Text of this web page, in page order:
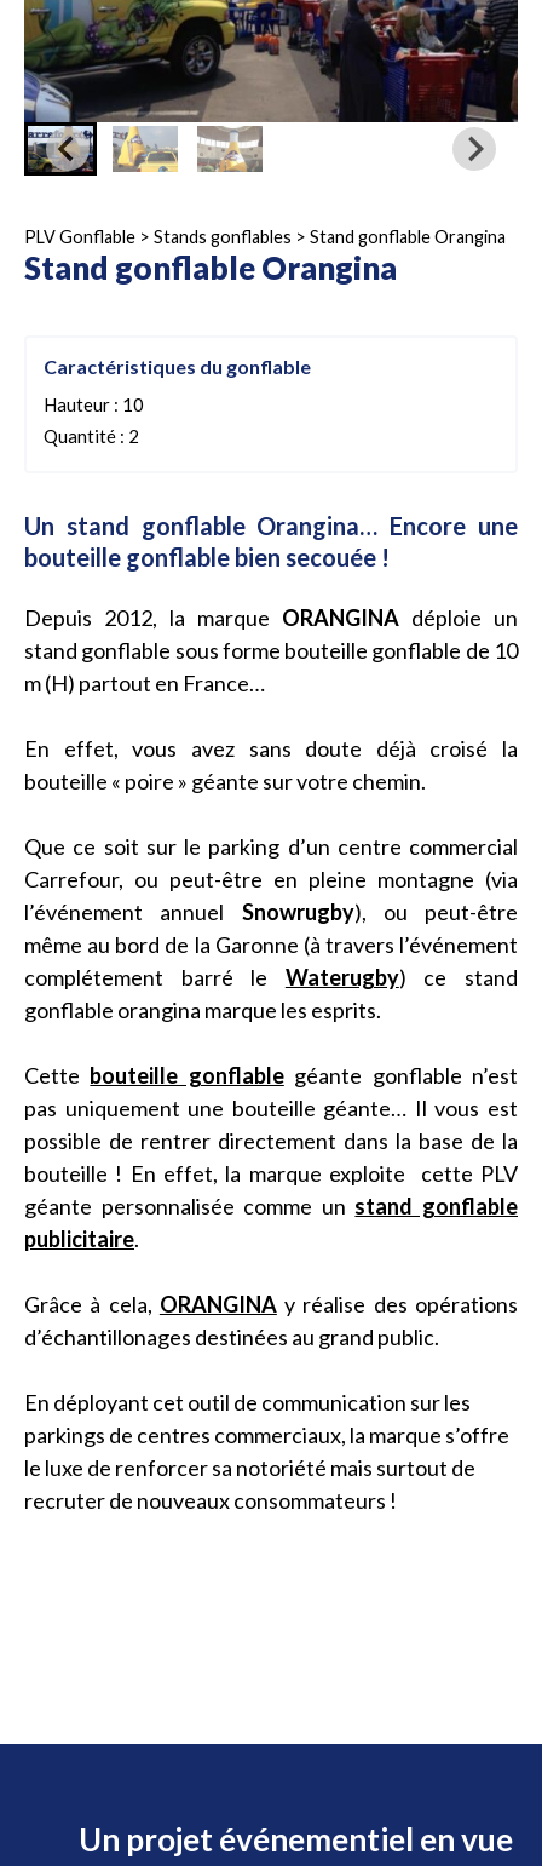
PLV Gonflable > Stands gonflables > Stand gonflable Orangina
Stand gonflable Orangina
Caractéristiques du gonflable
Hauteur : 10
Quantité : 2
Un stand gonflable Orangina… Encore une
bouteille gonflable bien secouée !
Depuis 2012, la marque ORANGINA déploie un
stand gonflable sous forme bouteille gonflable de 10
m (H) partout en France…
En effet, vous avez sans doute déjà croisé la
bouteille « poire » géante sur votre chemin.
Que ce soit sur le parking d’un centre commercial
Carrefour, ou peut-être en pleine montagne (via
l’événement annuel Snowrugby), ou peut-être
même au bord de la Garonne (à travers l’événement
complétement barré le Waterugby) ce stand
gonflable orangina marque les esprits.
Cette bouteille gonflable géante gonflable n’est
pas uniquement une bouteille géante… Il vous est
possible de rentrer directement dans la base de la
bouteille ! En effet, la marque exploite cette PLV
géante personnalisée comme un stand gonflable
publicitaire.
Grâce à cela, ORANGINAy réalise des opérations
d’échantillonages destinées au grand public.
En déployant cet outil de communication sur les
parkings de centres commerciaux, la marque s’offre
le luxe de renforcer sa notoriété mais surtout de
recruter de nouveaux consommateurs !
Un projet événementiel en vue